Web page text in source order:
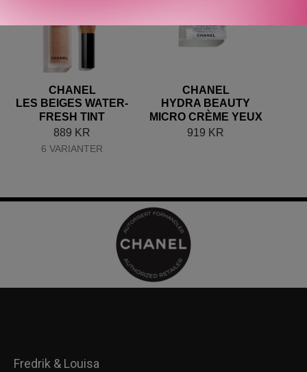
CHANEL
LES BEIGES WATER-
FRESH TINT
889 KR
6 VARIANTER
CHANEL
HYDRA BEAUTY
MICRO CRÈME YEUX
919 KR
Fredrik & Louisa